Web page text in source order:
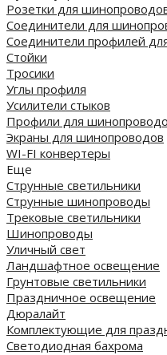
Розетки для
Соединители для
Соединители профилей
Стойки
Тросики
Углы профиля
Усилители стыков
Профили для
Экраны для шинопроводов
WI-FI конвертеры
Еще
Струнные светильники
Струнные шинопроводы
Трековые светильники
Шинопроводы
Уличный свет
Ландшафтное освещение
Грунтовые светильники
Праздничное освещение
Дюралайт
Комплектующие для
Светодиодная бахрома